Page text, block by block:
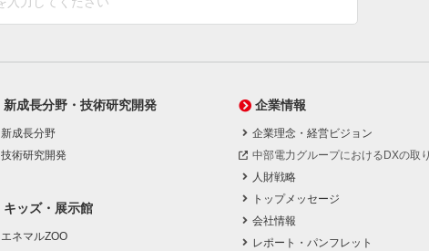
新成長分野・技術研究開発
新成長分野
技術研究開発
キッズ・展示館
エネマルZOO
企業情報
企業理念・経営ビジョン
中部電力グループにおけるDXの取
人財戦略
トップメッセージ
会社情報
レポート・パンフレット